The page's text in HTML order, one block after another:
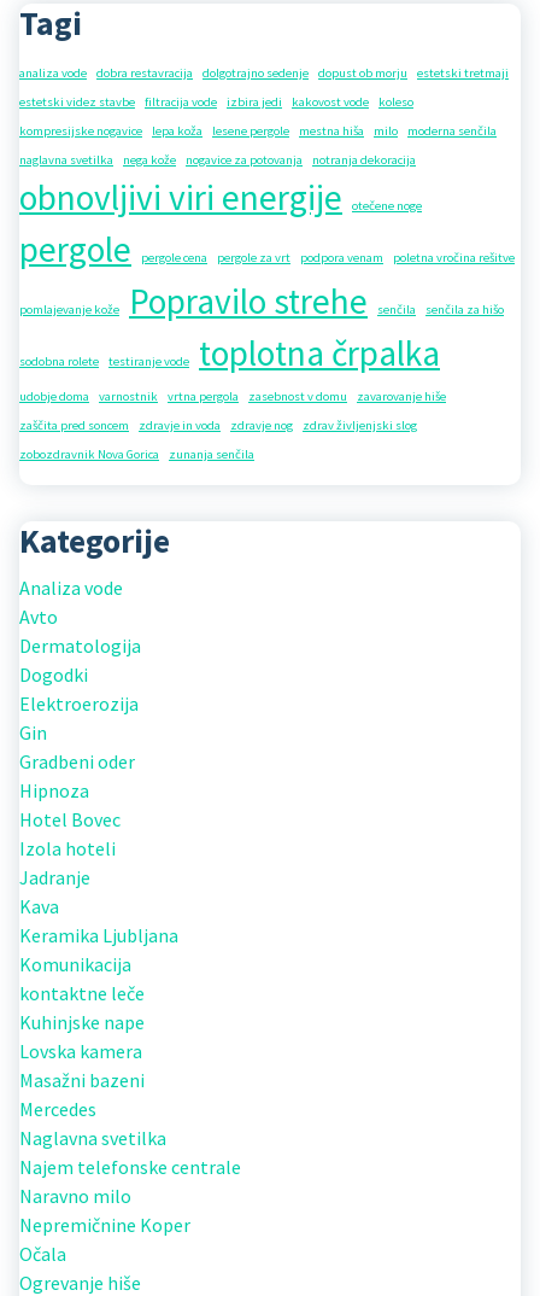
Tagi
analiza vode dobra restavracija dolgotrajno sedenje dopust ob morju
estetski tretmaji
estetski videz stavbe
filtracija vode izbira jedi kakovost vode
koleso
kompresijske nogavice
lepa koža lesene pergole mestna hiša milo
moderna senčila
naglavna svetilka
nega kože nogavice za potovanja notranja dekoracija
obnovljivi viri energije otečene noge
pergole pergole cena pergole za vrt podpora venam poletna vročina rešitve
pomlajevanje kože Popravilo strehe senčila senčila za hišo
sodobna rolete testiranje vode toplotna črpalka
udobje doma varnostnik vrtna pergola zasebnost v domu
zavarovanje hiše
zaščita pred soncem
zdravje in voda zdravje nog
zdrav življenjski slog
zobozdravnik Nova Gorica
zunanja senčila
Kategorije
Analiza vode
Avto
Dermatologija
Dogodki
Elektroerozija
Gin
Gradbeni oder
Hipnoza
Hotel Bovec
Izola hoteli
Jadranje
Kava
Keramika Ljubljana
Komunikacija
kontaktne leče
Kuhinjske nape
Lovska kamera
Masažni bazeni
Mercedes
Naglavna svetilka
Najem telefonske centrale
Naravno milo
Nepremičnine Koper
Očala
Ogrevanje hiše